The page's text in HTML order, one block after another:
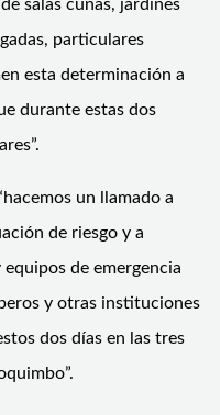
salas cunas, jardines
particulares
esta determinación a
durante estas dos
un llamado a
de riesgo y a
de emergencia
y otras instituciones
dos días en las tres